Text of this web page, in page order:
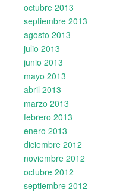
octubre 2013
septiembre 2013
agosto 2013
julio 2013
junio 2013
mayo 2013
abril 2013
marzo 2013
febrero 2013
enero 2013
diciembre 2012
noviembre 2012
octubre 2012
septiembre 2012